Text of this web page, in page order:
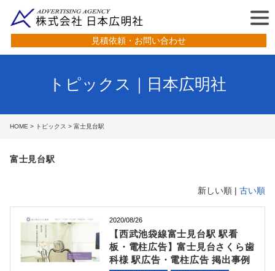
見積依頼・お問い合わせ
トピックス｜日本広明社
HOME > トピックス > 富士見台駅
富士見台駅
新しい順 | 古い順
2020/08/26
【西武池袋線富士見台駅 駅看
板・電柱広告】富士見台さくら歯
科様 駅広告・電柱広告 掲出事例